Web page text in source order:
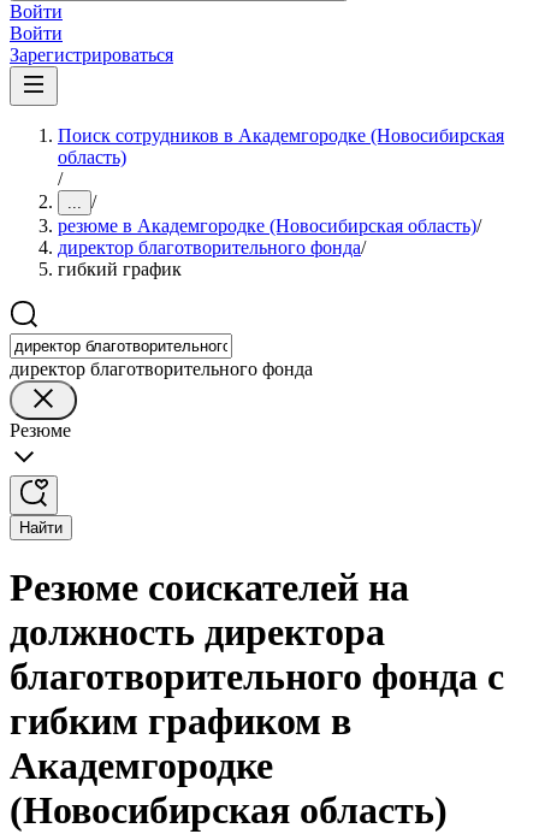
Войти
Войти
Зарегистрироваться
Поиск сотрудников в Академгородке (Новосибирская
область)
/
... /
резюме в Академгородке (Новосибирская область)/
директор благотворительного фонда/
гибкий график
директор благотворительного фонда
Резюме
Найти
Резюме соискателей на
должность директора
благотворительного фонда с
гибким графиком в
Академгородке
(Новосибирская область)